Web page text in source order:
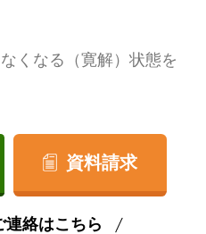
くなる（寛解）状態を
資料請求
連絡はこちら